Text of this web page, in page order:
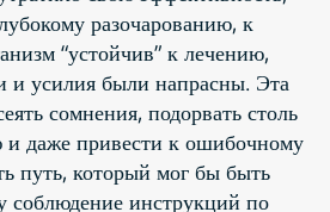
разочарованию, к
“устойчив” к лечению,
и усилия были напрасны. Эта
сомнения, подорвать столь
даже привести к ошибочному
путь, который мог бы быть
инструкций по